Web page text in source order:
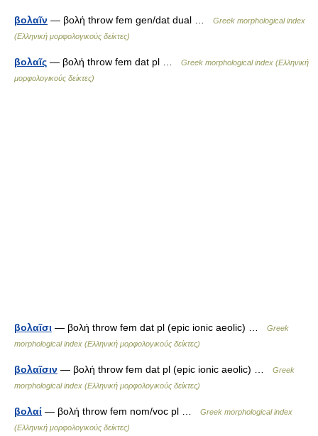
βολαῖν — βολή throw fem gen/dat dual …
Greek morphological index
(Ελληνική μορφολογικούς δείκτες)
βολαῖς — βολή throw fem dat pl …
Greek morphological index (Ελληνική
μορφολογικούς δείκτες)
βολαῖσι — βολή throw fem dat pl (epic ionic aeolic) …
Greek
morphological index (Ελληνική μορφολογικούς δείκτες)
βολαῖσιν — βολή throw fem dat pl (epic ionic aeolic) …
Greek
morphological index (Ελληνική μορφολογικούς δείκτες)
βολαί — βολή throw fem nom/voc pl …
Greek morphological index
(Ελληνική μορφολογικούς δείκτες)